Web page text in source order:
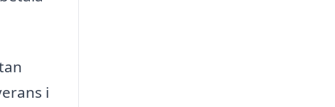
i